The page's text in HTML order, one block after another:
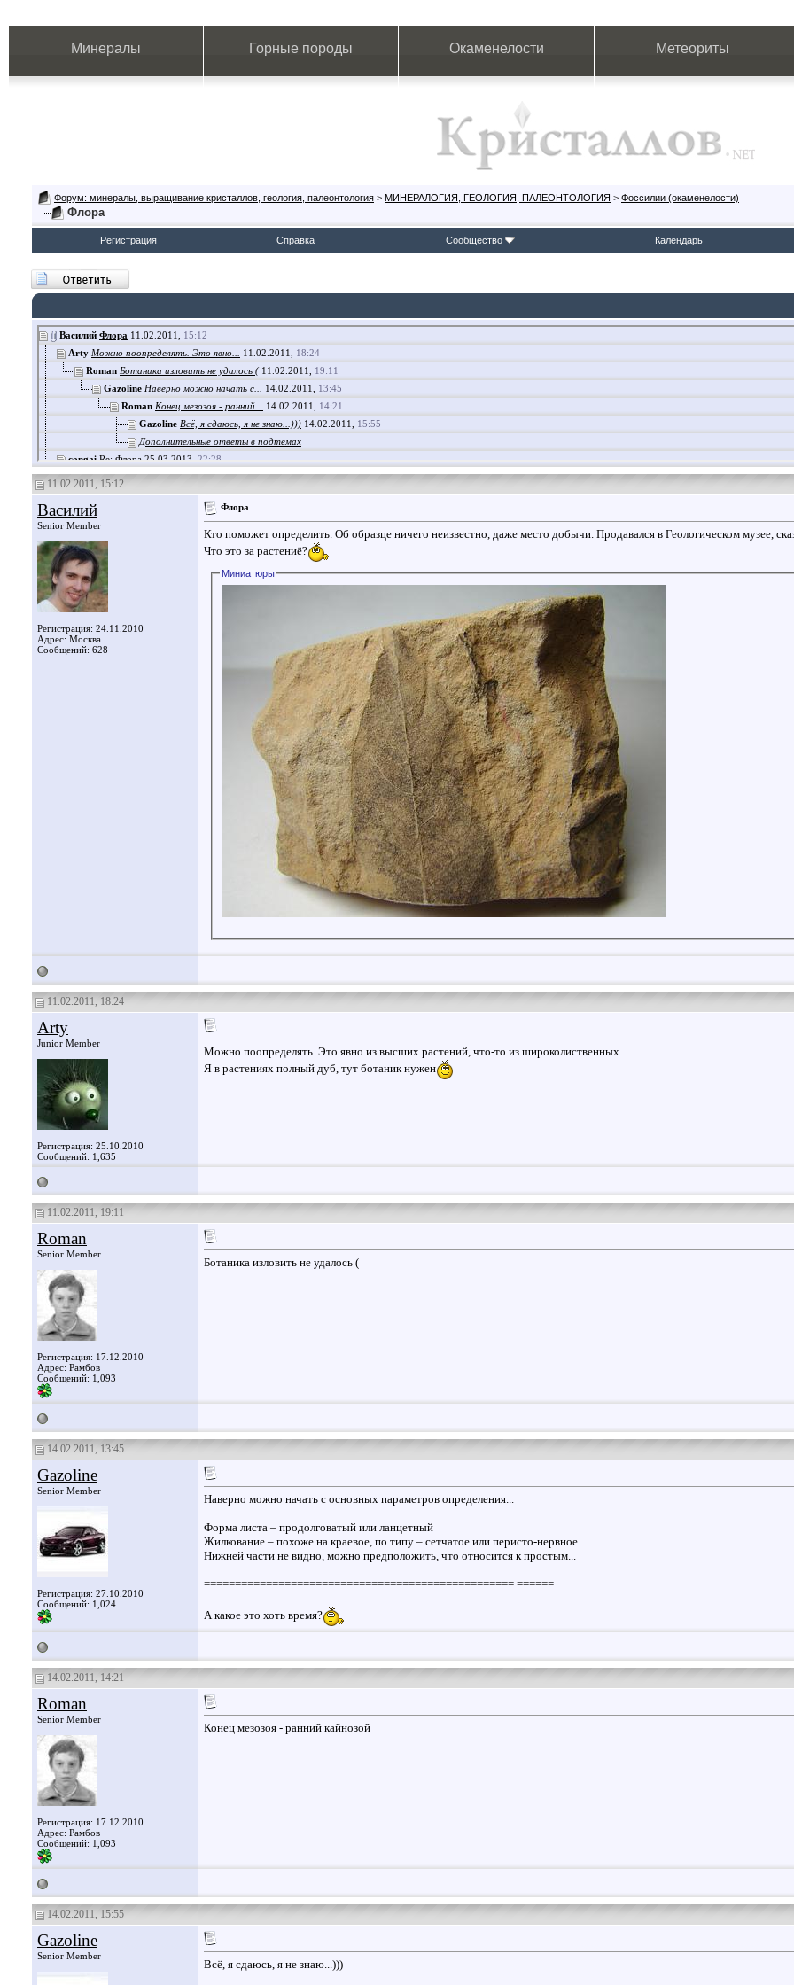
Минералы Горные породы Окаменелости Метеориты
Форум: минералы, выращивание кристаллов, геология, палеонтология > МИНЕРАЛОГИЯ, ГЕОЛОГИЯ, ПАЛЕОНТОЛОГИЯ > Фоссилии (окаменелости)
Флора
Регистрация Справка Сообщество Календарь
Василий Флора 11.02.2011, 15:12
Arty Можно поопределять. Это явно... 11.02.2011, 18:24
Roman Ботаника изловить не удалось ( 11.02.2011, 19:11
Gazoline Наверно можно начать с... 14.02.2011, 13:45
Roman Конец мезозоя - ранний... 14.02.2011, 14:21
Gazoline Всё, я сдаюсь, я не знаю...))) 14.02.2011, 15:55
Дополнительные ответы в подтемах
congai Re: Флора 25.03.2013, 22:28
congai Re: Флора25.03.2013,22:29
Arty Re: Флора27.03.2013,00:20
27.03.2013,
Дополнительные ответы в подтемах
Натали Re: Флора 14:24
11.02.2011, 15:12
Василий
Senior Member
Регистрация: 24.11.2010
Адрес: Москва
Сообщений: 628
Флора
Кто поможет определить. Об образце ничего неизвестно, даже место добычи. Продавался в Геологическом музее,
Что это за растениё?
Миниатюры
11.02.2011, 18:24
Arty
Junior Member
Регистрация: 25.10.2010
Сообщений: 1,635
Можно поопределять. Это явно из высших растений, что-то из широколиственных.
Я в растениях полный дуб, тут ботаник нужен
11.02.2011, 19:11
Roman
Senior Member
Регистрация: 17.12.2010
Адрес: Рамбов
Сообщений: 1,093
Ботаника изловить не удалось (
14.02.2011, 13:45
Gazoline
Senior Member
Регистрация: 27.10.2010
Сообщений: 1,024
Наверно можно начать с основных параметров определения...
Форма листа – продолговатый или ланцетный
Жилкование – похоже на краевое, по типу – сетчатое или перисто-нервное
Нижней части не видно, можно предположить, что относится к простым...
================================================== ======
А какое это хоть время?
14.02.2011, 14:21
Roman
Senior Member
Регистрация: 17.12.2010
Адрес: Рамбов
Сообщений: 1,093
Конец мезозоя - ранний кайнозой
14.02.2011, 15:55
Gazoline
Senior Member
Всё, я сдаюсь, я не знаю...)))